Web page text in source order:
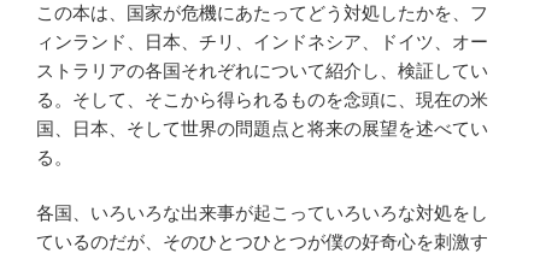
この本は、国家が危機にあたってどう対処したかを、フ
ィンランド、日本、チリ、インドネシア、ドイツ、オー
ストラリアの各国それぞれについて紹介し、検証してい
る。そして、そこから得られるものを念頭に、現在の米
国、日本、そして世界の問題点と将来の展望を述べてい
る。
各国、いろいろな出来事が起こっていろいろな対処をし
ているのだが、そのひとつひとつが僕の好奇心を刺激す